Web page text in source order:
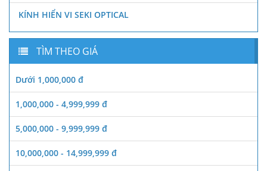
KÍNH HIỂN VI SEKI OPTICAL
TÌM THEO GIÁ
Dưới 1,000,000 đ
1,000,000 - 4,999,999 đ
5,000,000 - 9,999,999 đ
10,000,000 - 14,999,999 đ